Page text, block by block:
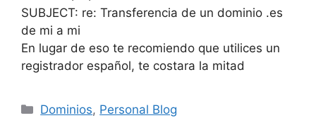
SUBJECT: re: Transferencia de un dominio .es
de mi a mi
En lugar de eso te recomiendo que utilices un
registrador español, te costara la mitad
Categorías
Dominios, Personal Blog